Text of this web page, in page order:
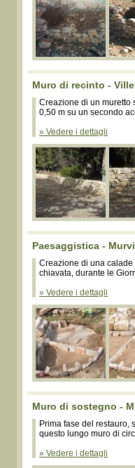
Muro di recinto -
Creazione di un muretto
0,50 m su un secondo
» Vedere i dettagli
Paesaggistica -
Creazione di una
chiavata, durante le
» Vedere i dettagli
Muro di sostegno -
Prima fase del restauro,
questo lungo muro di
» Vedere i dettagli